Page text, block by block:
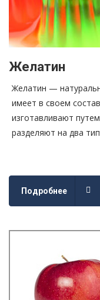
Желатин
Желатин —
имеет в своем
изготавливают
разделяют на два
Подробнее